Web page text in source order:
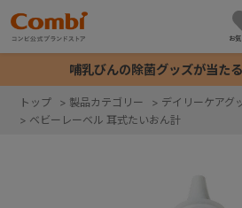
お
哺乳びんの除菌グッズが当た
トップ > 製品カテゴリー > デイリーケアグ
> ベビーレーベル 耳式たいおん計